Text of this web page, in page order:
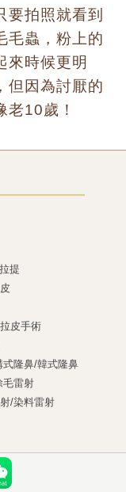
要拍照就看到
毛蟲，粉上的
來時候更明
因為討厭的
老10歲！
提
皮手術
式隆鼻/韓式隆鼻
毛雷射
/染料雷射